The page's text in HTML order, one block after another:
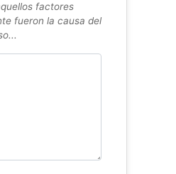
factores
fueron la causa del